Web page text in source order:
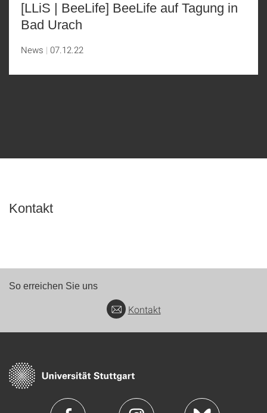
[LLiS | BeeLife] BeeLife auf Tagung in
Bad Urach
News 07.12.22
Kontakt
So erreichen Sie uns
Kontakt